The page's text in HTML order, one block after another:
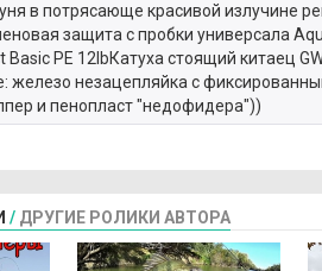
в потрясающе красивой излучине
защита с пробки универсала
Basic PE 12lbКатуха стоящий китаец
железо незацепляйка с
и пенопласт "недофидера"))
/ ДРУГИЕ РОЛИКИ АВТОРА